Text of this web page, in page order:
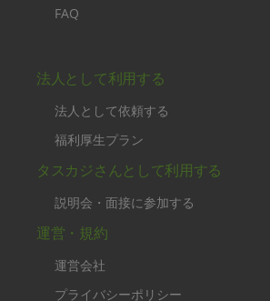
FAQ
法人として利用する
法人として依頼する
福利厚生プラン
タスカジさんとして利用する
説明会・面接に参加する
運営・規約
運営会社
プライバシーポリシー